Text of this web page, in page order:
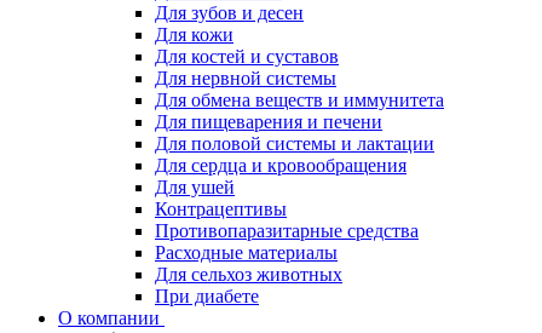
Для зубов и десен
Для кожи
Для костей и суставов
Для нервной системы
Для обмена веществ и иммунитета
Для пищеварения и печени
Для половой системы и лактации
Для сердца и кровообращения
Для ушей
Контрацептивы
Противопаразитарные средства
Расходные материалы
Для сельхоз животных
При диабете
О компании